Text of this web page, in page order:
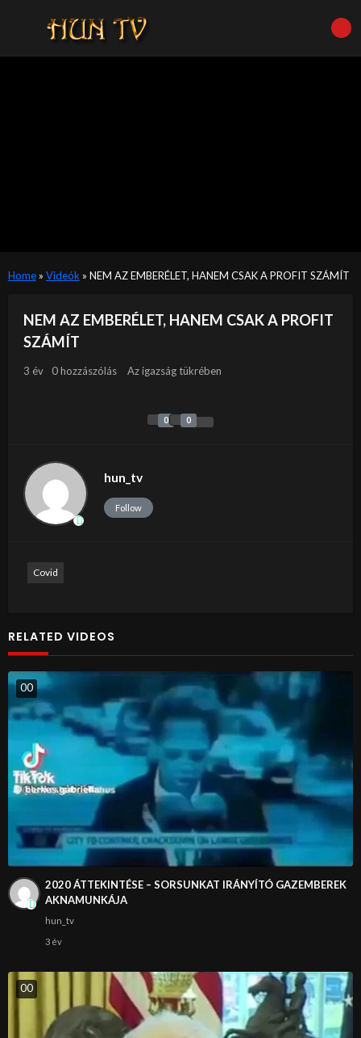
Home» Videók » NEM AZ EMBERÉLET, HANEM CSAK A PROFIT SZÁMÍT
NEM AZ EMBERÉLET, HANEM CSAK A PROFIT
SZÁMÍT
3 év 0 hozzászólás Az igazság tükrében
0 0
hun_tv
Follow
Covid
RELATED VIDEOS
00
2020 ÁTTEKINTÉSE – SORSUNKAT IRÁNYÍTÓ GAZEMBEREK
AKNAMUNKÁJA
hun_tv
3 év
00